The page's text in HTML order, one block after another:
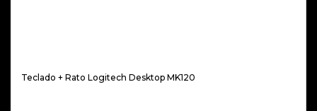
Teclado + Rato Logitech Desktop MK120